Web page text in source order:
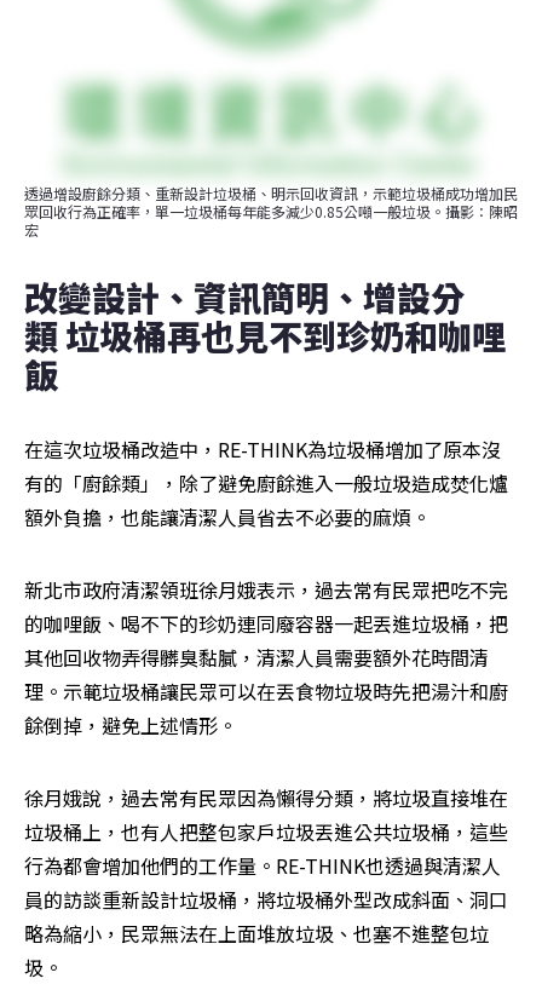
透過增設廚餘分類、重新設計垃圾桶、明示回收資訊，示範垃圾桶成功增加民
眾回收行為正確率，單一垃圾桶每年能多減少0.85公噸一般垃圾。攝影：陳昭
宏
改變設計、資訊簡明、增設分
類 垃圾桶再也見不到珍奶和咖哩
飯
在這次垃圾桶改造中，RE-THINK為垃圾桶增加了原本沒
有的「廚餘類」，除了避免廚餘進入一般垃圾造成焚化爐
額外負擔，也能讓清潔人員省去不必要的麻煩。
新北市政府清潔領班徐月娥表示，過去常有民眾把吃不完
的咖哩飯、喝不下的珍奶連同廢容器一起丟進垃圾桶，把
其他回收物弄得髒臭黏膩，清潔人員需要額外花時間清
理。示範垃圾桶讓民眾可以在丟食物垃圾時先把湯汁和廚
餘倒掉，避免上述情形。
徐月娥說，過去常有民眾因為懶得分類，將垃圾直接堆在
垃圾桶上，也有人把整包家戶垃圾丟進公共垃圾桶，這些
行為都會增加他們的工作量。RE-THINK也透過與清潔人
員的訪談重新設計垃圾桶，將垃圾桶外型改成斜面、洞口
略為縮小，民眾無法在上面堆放垃圾、也塞不進整包垃
圾。